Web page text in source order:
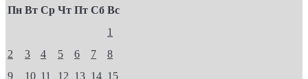
Пн Вт Ср Чт Пт Сб Вс
1
2
3 4 5 6 7
8
9
10 11 12 13 14 15